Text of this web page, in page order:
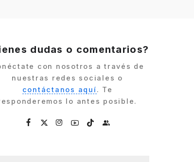
dudas o comentarios?
con nosotros a través de
nuestras redes sociales o
contáctanos aquí. Te
lo antes posible.